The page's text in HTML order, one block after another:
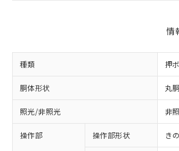
情
種類 押
胴体形状 丸
照光/非照光 非
操作部 操作部形状 き